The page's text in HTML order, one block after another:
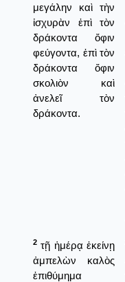
μεγάλην καὶ τὴν
ἰσχυρὰν ἐπὶ τὸν
δράκοντα ὄφιν
φεύγοντα, ἐπὶ τὸν
δράκοντα ὄφιν
σκολιὸν καὶ
ἀνελεῖ τὸν
δράκοντα.
2 τῇ ἡμέρᾳ ἐκείνῃ
ἀμπελὼν καλὸς
ἐπιθύμημα